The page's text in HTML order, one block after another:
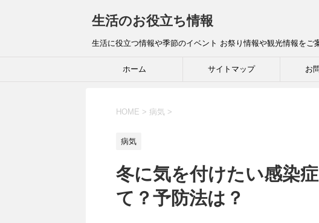
生活のお役立ち情報
生活に役立つ情報や季節のイベント お祭り情報や観光情報をご
ホーム サイトマップ お
HOME > 病気 >
病気
冬に気を付けたい感染
て？予防法は？